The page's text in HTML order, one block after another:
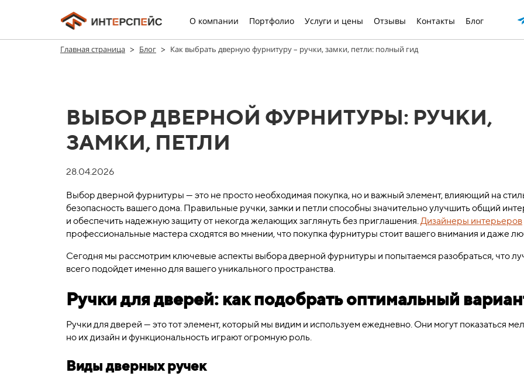
О компании Портфолио Услуги и цены Отзывы Контакты Блог
Главная страница > Блог > Как выбрать дверную фурнитуру – ручки, замки, петли: полный гид
ВЫБОР ДВЕРНОЙ ФУРНИТУРЫ: РУЧКИ,
ЗАМКИ, ПЕТЛИ
28.04.2026
Выбор дверной фурнитуры — это не просто необходимая покупка, но и важный элемент, влияющий на
безопасность вашего дома. Правильные ручки, замки и петли способны значительно улучшить общий
и обеспечить надежную защиту от некогда желающих заглянуть без приглашения.Дизайнеры интерьеров
профессиональные мастера сходятся во мнении, что покупка фурнитуры стоит вашего внимания и даже
Сегодня мы рассмотрим ключевые аспекты выбора дверной фурнитуры и попытаемся разобраться, что
всего подойдет именно для вашего уникального пространства.
Ручки для дверей: как подобрать оптимальный
Ручки для дверей — это тот элемент, который мы видим и используем ежедневно. Они могут показаться
но их дизайн и функциональность играют огромную роль.
Виды дверных ручек